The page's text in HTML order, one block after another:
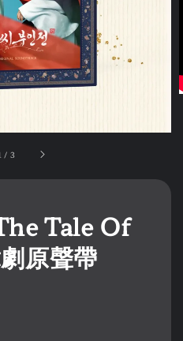
/ 3
Tale Of
原聲帶